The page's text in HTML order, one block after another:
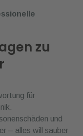
zu
für
und
– alles will sauber